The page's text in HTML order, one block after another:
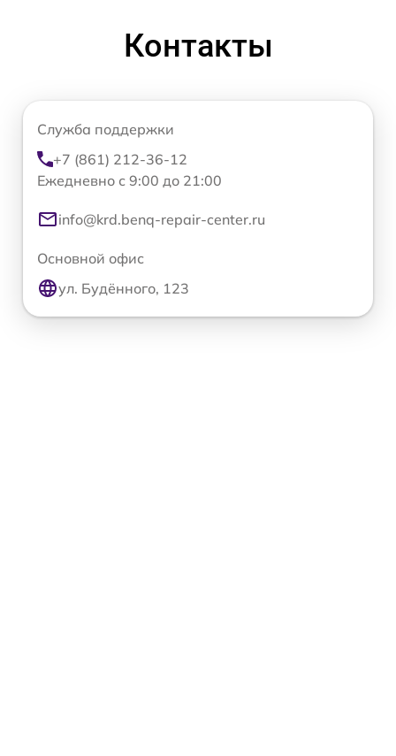
Контакты
Служба поддержки
+7 (861) 212-36-12
Ежедневно с 9:00 до 21:00
info@krd.benq-repair-center.ru
Основной офис
ул. Будённого, 123